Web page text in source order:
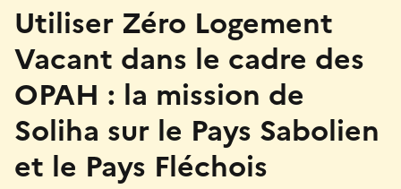
Utiliser Zéro Logement
Vacant dans le cadre des
OPAH : la mission de
Soliha sur le Pays Sabolien
et le Pays Fléchois